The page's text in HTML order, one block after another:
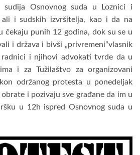
sudija Osnovnog suda u Loznici i
ali i sudskih izvršitelja, kao i da na
čekaju punih 12 godina, dok su se u
i država i bivši „privremeni“vlasnik
radnici i njihovi advokati tvrde da u
i za Tužilaštvo za organizovani
održanog protesta u ponedeljak
i pozivaju sve građane da im u
u 12h ispred Osnovnog suda u